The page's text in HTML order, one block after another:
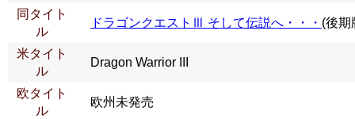
同タイト
ル
ドラゴンクエストⅢ そして伝説へ・・・ (後期
米タイト
ル
Dragon Warrior III
欧タイト
ル
欧州未発売